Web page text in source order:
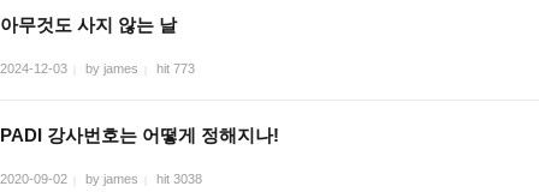
아무것도 사지 않는 날
2024-12-03 by james hit 773
PADI 강사번호는 어떻게 정해지나!
2020-09-02 by james hit 3038